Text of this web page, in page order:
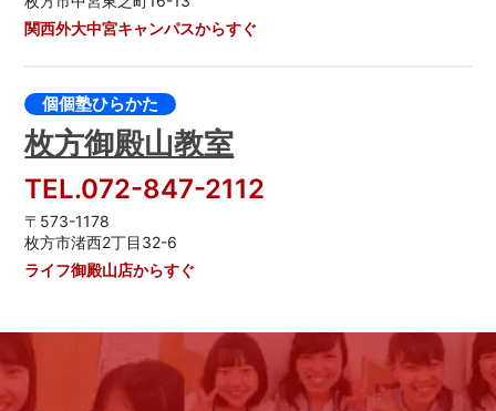
関西外大中宮キャンパスからすぐ
個個塾ひらかた
枚方御殿山教室
TEL.072-847-2112
〒573-1178
枚方市渚西2丁目32-6
ライフ御殿山店からすぐ